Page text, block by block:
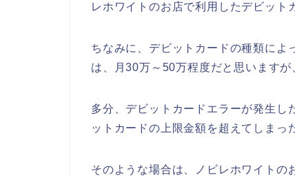
レホワイトのお店で利用したデビット
ちなみに、デビットカードの種類によ
は、月30万～50万程度だと思いますが
多分、デビットカードエラーが発生し
ットカードの上限金額を超えてしまっ
そのような場合は、ノビレホワイトの